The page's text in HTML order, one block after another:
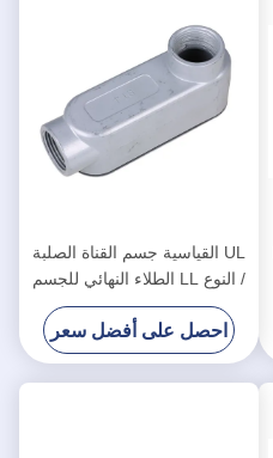
UL القياسية جسم القناة الصلبة
/ النوع LL الطلاء النهائي للجسم
القناة
احصل على أفضل سعر